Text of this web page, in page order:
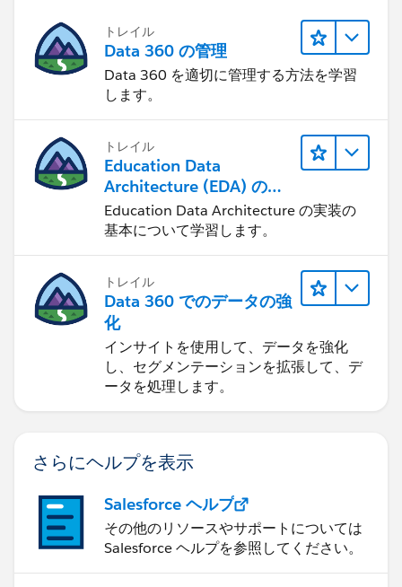
トレイル
Data 360 の管理
Data 360 を適切に管理する方法を学習
します。
トレイル
Education Data
Architecture (EDA) の管
理
Education Data Architecture の実装の
基本について学習します。
トレイル
Data 360 でのデータの強
化
インサイトを使用して、データを強化
し、セグメンテーションを拡張して、デ
ータを処理します。
さらにヘルプを表示
Salesforce ヘルプ
その他のリソースやサポートについては
Salesforce ヘルプを参照してください。